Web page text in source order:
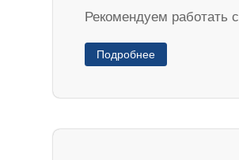
Рекомендуем работать
Подробнее